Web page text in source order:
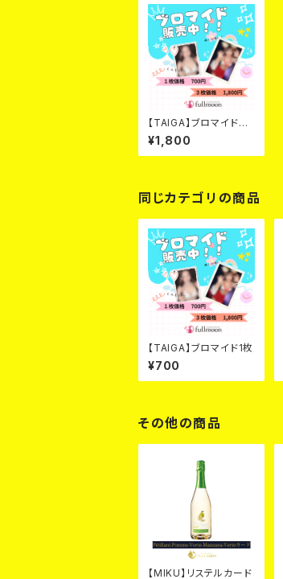
【TAIGA】ブロマイド3
枚
¥1,800
同じカテゴリの商品
【TAIGA】ブロマイド1枚
¥700
その他の商品
【MIKU】リステルカード